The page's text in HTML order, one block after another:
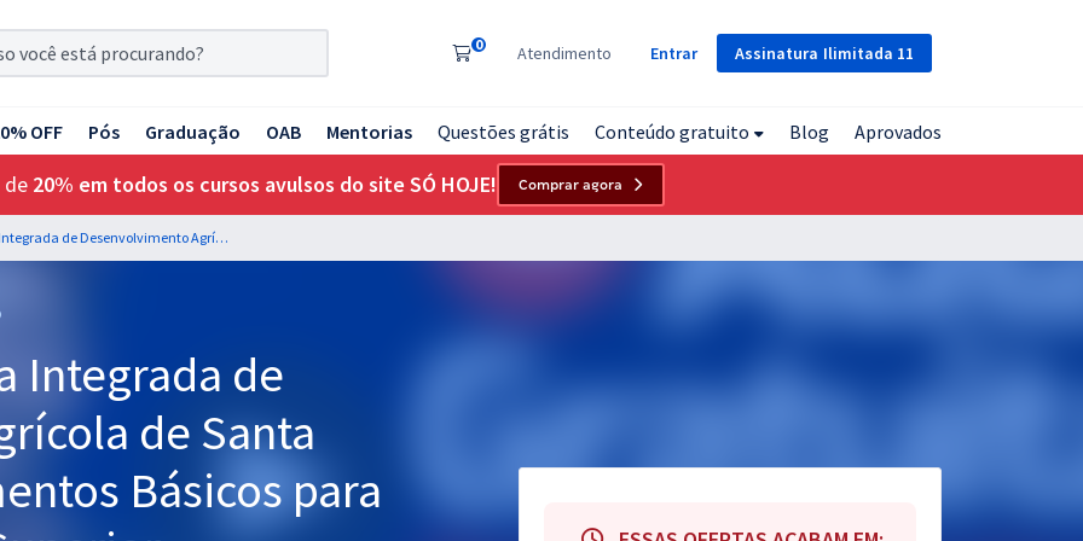
Assinatura Ilimitada 11
0 Atendimento Entrar
OFF Pós Graduação OAB Mentorias Questões grátis Conteúdo gratuito Blog Aprovados
de 20% em todos os cursos avulsos do site SÓ HOJE! Comprar agora
CIDASC - Companhia Integrada de Desenvolvimento Agrícola de Santa Catarina - Conhecimentos Básicos para os Cargos de Nível Superior
Integrada de
de Santa
Básicos para